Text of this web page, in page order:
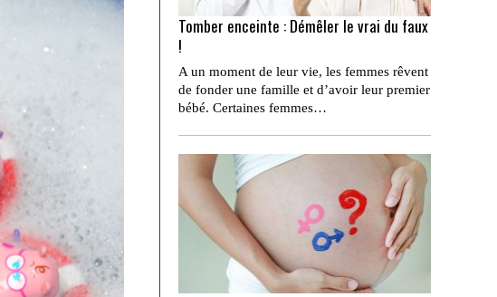
Tomber enceinte : Démêler le vrai du faux
!
A un moment de leur vie, les femmes rêvent
de fonder une famille et d’avoir leur premier
bébé. Certaines femmes…